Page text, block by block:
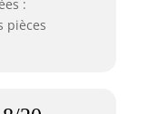
:
pièces